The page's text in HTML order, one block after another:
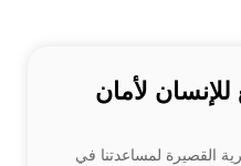
لأمان
القصيرة لمساعدتنا في